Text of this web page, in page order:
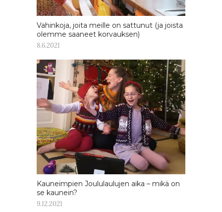
Vahinkoja, joita meille on sattunut (ja joista
olemme saaneet korvauksen)
8.6.2021
Kauneimpien Joululaulujen aika – mikä on
se kaunein?
9.12.2021